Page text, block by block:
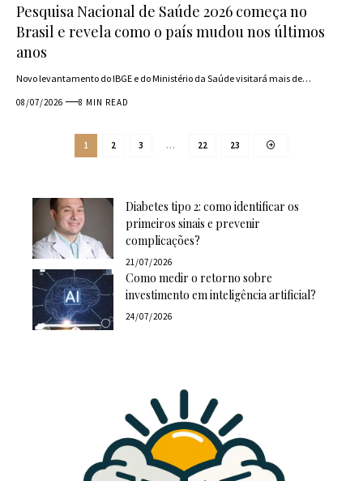
Pesquisa Nacional de Saúde 2026 começa no
Brasil e revela como o país mudou nos últimos
anos
Novo levantamento do IBGE e do Ministério da Saúde visitará mais de…
08/07/2026 8 MIN READ
1 2 3 … 22 23
Diabetes tipo 2: como identificar os
primeiros sinais e prevenir
complicações?
21/07/2026
Como medir o retorno sobre
investimento em inteligência artificial?
24/07/2026